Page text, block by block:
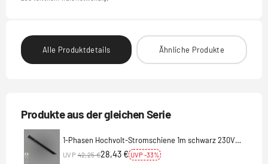
Alle Produktdetails Ähnliche Produkte
Produkte aus der gleichen Serie
1-Phasen Hochvolt-Stromschiene 1m schwarz 230V
Aufbauschiene28,43 € UVP -33%
UVP 42,25 €